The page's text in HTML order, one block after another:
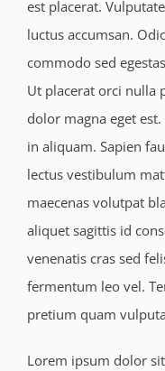
est placerat.
luctus accumsan.
commodo sed
Ut placerat orci nulla
dolor magna eget
in aliquam. Sapien
lectus vestibulum
maecenas volutpat
aliquet sagittis id
venenatis cras sed
fermentum leo vel.
pretium quam
Lorem ipsum dolor